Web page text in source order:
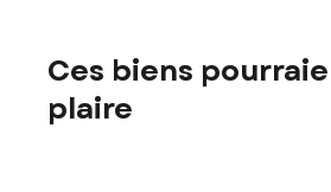
Ces biens
plaire